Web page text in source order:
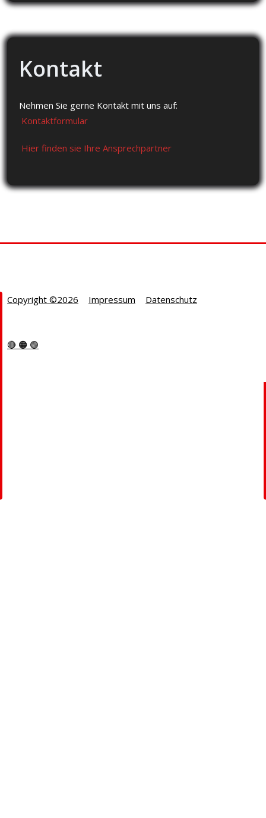
Kontakt
Nehmen Sie gerne Kontakt mit uns auf:
Kontaktformular
Hier finden sie Ihre Ansprechpartner
Copyright ©2026 Impressum Datenschutz
🔴 🟠 🟢